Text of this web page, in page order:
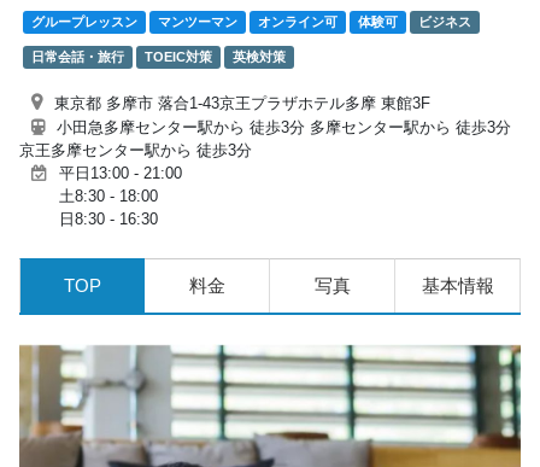
グループレッスン マンツーマン オンライン可 体験可 ビジネス
日常会話・旅行 TOEIC対策 英検対策
東京都 多摩市 落合1-43京王プラザホテル多摩 東館3F
小田急多摩センター駅から 徒歩3分 多摩センター駅から 徒歩3分
京王多摩センター駅から 徒歩3分
平日13:00 - 21:00
土8:30 - 18:00
日8:30 - 16:30
TOP 料金 写真 基本情報